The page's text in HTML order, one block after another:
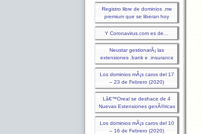
Registro libre de dominios .me
premium que se liberan hoy
Y Coronavirus.com es de…
Neustar gestionarÃ¡ las
extensiones .bank e .insurance
Los dominios mÃ¡s caros del 17
– 23 de Febrero (2020)
Lâ€™Oreal se deshace de 4
Nuevas Extensiones genÃ©ricas
Los dominios mÃ¡s caros del 10
– 16 de Febrero (2020)